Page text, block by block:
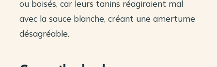
ou boisés, car leurs tanins réagiraient mal
avec la sauce blanche, créant une amertume
désagréable.